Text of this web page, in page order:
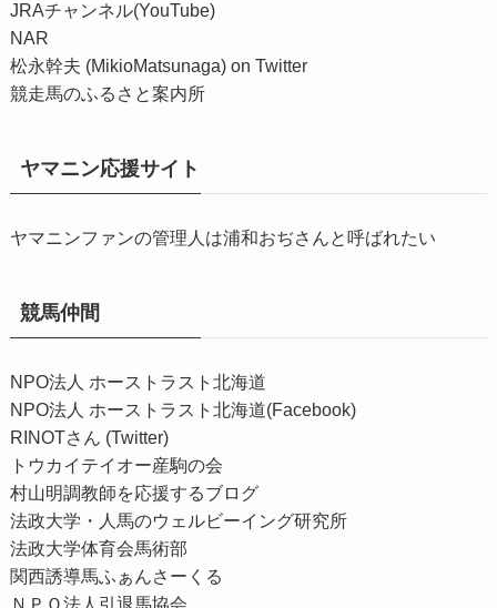
JRAチャンネル(YouTube)
NAR
松永幹夫 (MikioMatsunaga) on Twitter
競走馬のふるさと案内所
ヤマニン応援サイト
ヤマニンファンの管理人は浦和おぢさんと呼ばれたい
競馬仲間
NPO法人 ホーストラスト北海道
NPO法人 ホーストラスト北海道(Facebook)
RINOTさん (Twitter)
トウカイテイオー産駒の会
村山明調教師を応援するブログ
法政大学・人馬のウェルビーイング研究所
法政大学体育会馬術部
関西誘導馬ふぁんさーくる
ＮＰＯ法人引退馬協会